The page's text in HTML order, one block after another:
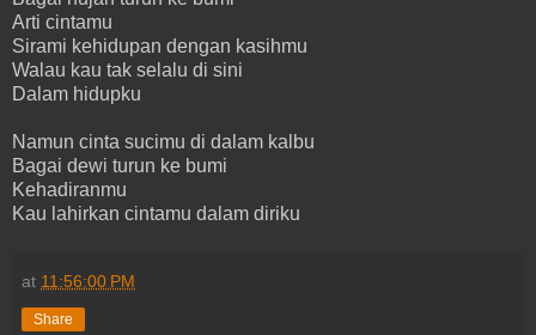
Arti cintamu
Sirami kehidupan dengan kasihmu
Walau kau tak selalu di sini
Dalam hidupku
Namun cinta sucimu di dalam kalbu
Bagai dewi turun ke bumi
Kehadiranmu
Kau lahirkan cintamu dalam diriku
at 11:56:00 PM
Share